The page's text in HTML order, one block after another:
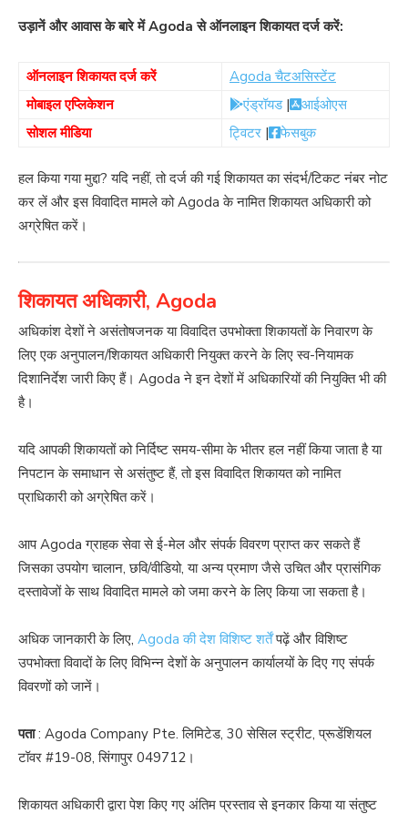
उड़ानें और आवास के बारे में Agoda से ऑनलाइन शिकायत दर्ज करें:
ऑनलाइन शिकायत दर्ज करें
Agoda चैटअसिस्टेंट
मोबाइल एप्लिकेशन
एंड्रॉयड|
आईओएस
सोशल मीडिया
ट्विटर | फेसबुक
हल किया गया मुद्दा? यदि नहीं, तो दर्ज की गई शिकायत का संदर्भ/टिकट नंबर नोट
कर लें और इस विवादित मामले को Agoda के नामित शिकायत अधिकारी को
अग्रेषित करें।
शिकायत अधिकारी, Agoda
अधिकांश देशों ने असंतोषजनक या विवादित उपभोक्ता शिकायतों के निवारण के
लिए एक अनुपालन/शिकायत अधिकारी नियुक्त करने के लिए स्व-नियामक
दिशानिर्देश जारी किए हैं। Agoda ने इन देशों में अधिकारियों की नियुक्ति भी की
है।
यदि आपकी शिकायतों को निर्दिष्ट समय-सीमा के भीतर हल नहीं किया जाता है या
निपटान के समाधान से असंतुष्ट हैं, तो इस विवादित शिकायत को नामित
प्राधिकारी को अग्रेषित करें।
आप Agoda ग्राहक सेवा से ई-मेल और संपर्क विवरण प्राप्त कर सकते हैं
जिसका उपयोग चालान, छवि/वीडियो, या अन्य प्रमाण जैसे उचित और प्रासंगिक
दस्तावेजों के साथ विवादित मामले को जमा करने के लिए किया जा सकता है।
अधिक जानकारी के लिए, Agoda की देश विशिष्ट शर्तेंपढ़ें और विशिष्ट
उपभोक्ता विवादों के लिए विभिन्न देशों के अनुपालन कार्यालयों के दिए गए संपर्क
विवरणों को जानें।
पता: Agoda Company Pte. लिमिटेड, 30 सेसिल स्ट्रीट, प्रूडेंशियल
टॉवर #19-08, सिंगापुर 049712।
शिकायत अधिकारी द्वारा पेश किए गए अंतिम प्रस्ताव से इनकार किया या संतुष्ट